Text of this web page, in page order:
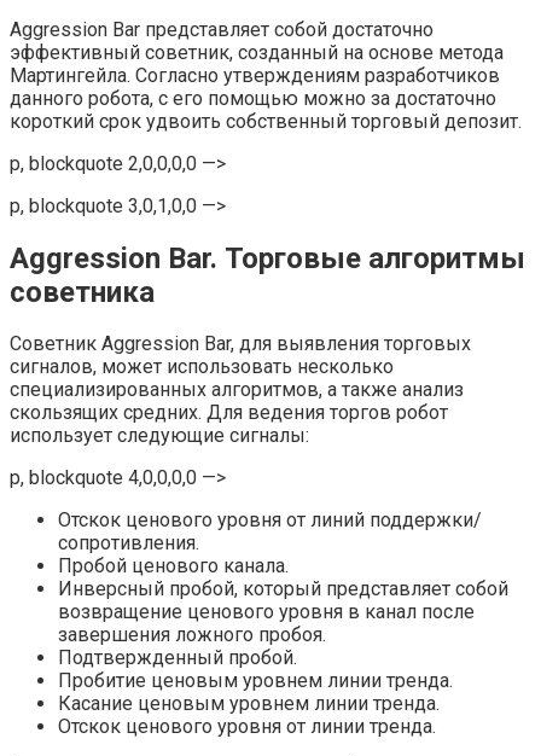
Aggression Bar представляет собой достаточно
эффективный советник, созданный на основе метода
Мартингейла. Согласно утверждениям разработчиков
данного робота, с его помощью можно за достаточно
короткий срок удвоить собственный торговый депозит.
p, blockquote 2,0,0,0,0 —>
p, blockquote 3,0,1,0,0 —>
Aggression Bar. Торговые алгоритмы
советника
Советник Aggression Bar, для выявления торговых
сигналов, может использовать несколько
специализированных алгоритмов, а также анализ
скользящих средних. Для ведения торгов робот
использует следующие сигналы:
p, blockquote 4,0,0,0,0 —>
Отскок ценового уровня от линий поддержки/
сопротивления.
Пробой ценового канала.
Инверсный пробой, который представляет собой
возвращение ценового уровня в канал после
завершения ложного пробоя.
Подтвержденный пробой.
Пробитие ценовым уровнем линии тренда.
Касание ценовым уровнем линии тренда.
Отскок ценового уровня от линии тренда.